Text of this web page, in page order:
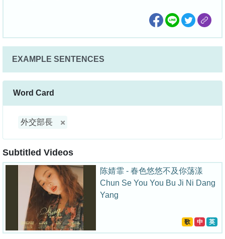
EXAMPLE SENTENCES
Word Card
外交部長
Subtitled Videos
陈婧霏 - 春色悠悠不及你荡漾
Chun Se You You Bu Ji Ni Dang
Yang
歌 中 英